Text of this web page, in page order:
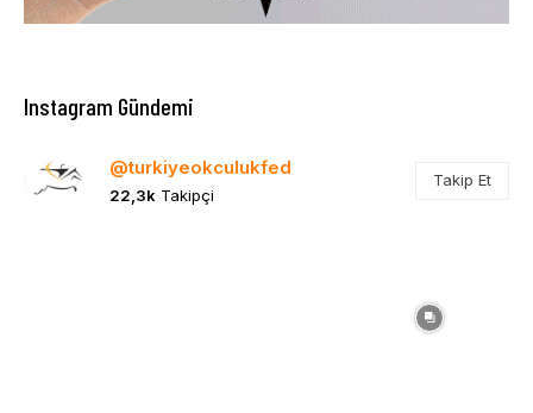
Instagram Gündemi
@turkiyeokculukfed
22,3k Takipçi
Takip Et